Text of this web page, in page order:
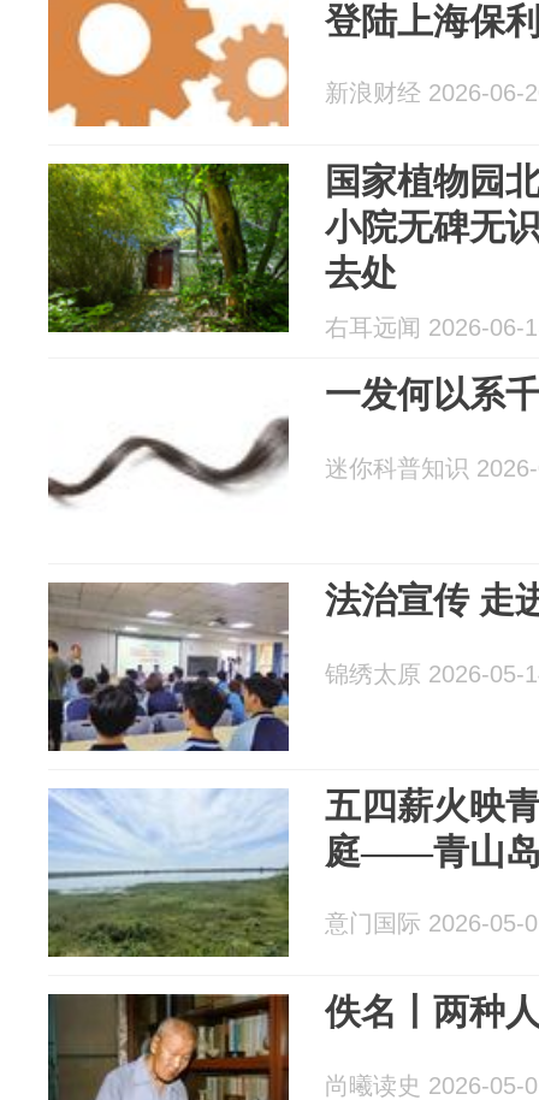
登陆上海保
新浪财经 2026-06-
国家植物园
小院无碑无
去处
右耳远闻 2026-06-
一发何以系
迷你科普知识
法治宣传 走
锦绣太原 2026-05-
五四薪火映
庭——青山
意门国际 2026-05-
佚名丨两种
尚曦读史 2026-05-